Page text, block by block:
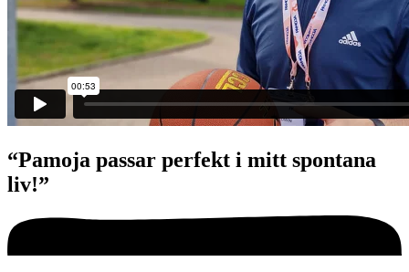
“Pamoja passar perfekt i mitt spontana
liv!”